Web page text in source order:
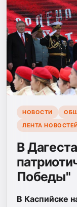
НОВОСТИ
ЛЕНТА
В
Победы"
В Каспийске